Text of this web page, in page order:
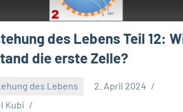
des Lebens Teil 12:
die erste Zelle?
des Lebens
2. April 2024
Kubi